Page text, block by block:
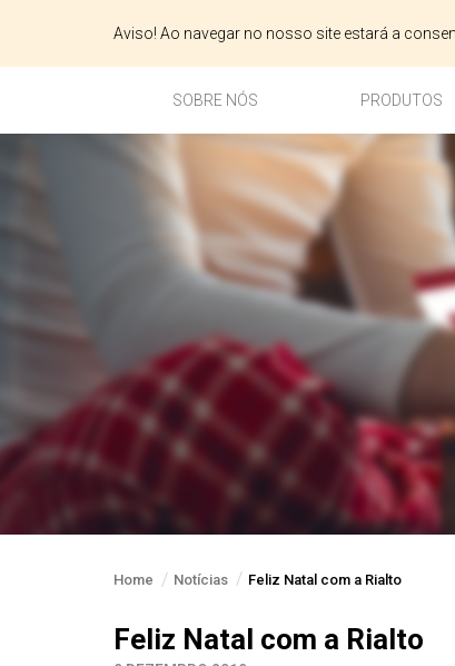
Aviso! Ao navegar no nosso site estará a
SOBRE NÓS PRODUTOS
Home Notícias Feliz Natal com a Rialto
Feliz Natal com a Rialto